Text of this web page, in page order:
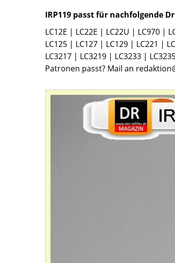
IRP119 passt für nachfolgende
LC12E | LC22E | LC22U | LC970 |
LC125 | LC127 | LC129 | LC221 |
LC3217 | LC3219 | LC3233 |
Patronen passt? Mail an